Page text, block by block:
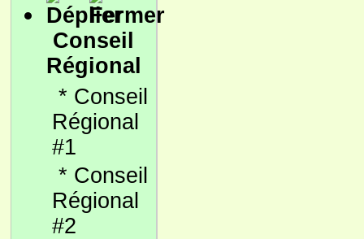
Conseil
Régional
* Conseil
Régional
#1
* Conseil
Régional
#2